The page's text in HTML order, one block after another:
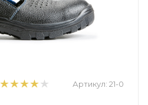
Артикул: 21-0